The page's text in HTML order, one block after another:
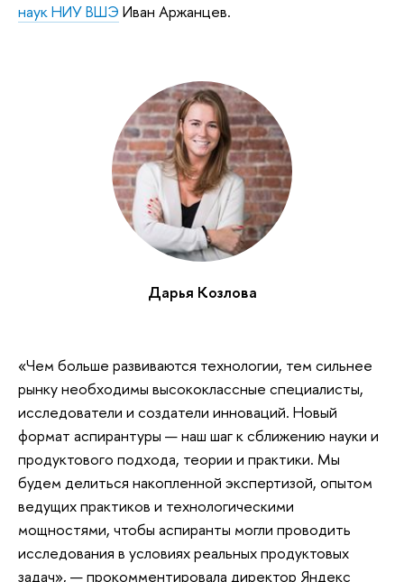
наук НИУ ВШЭ Иван Аржанцев.
Дарья Козлова
«Чем больше развиваются технологии, тем сильнее
рынку необходимы высококлассные специалисты,
исследователи и создатели инноваций. Новый
формат аспирантуры — наш шаг к сближению науки и
продуктового подхода, теории и практики. Мы
будем делиться накопленной экспертизой, опытом
ведущих практиков и технологическими
мощностями, чтобы аспиранты могли проводить
исследования в условиях реальных продуктовых
задач», — прокомментировала директор Яндекс